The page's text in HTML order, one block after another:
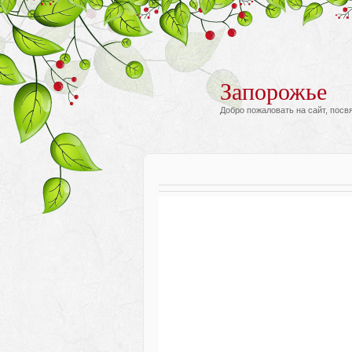
Запорожье
Добро пожаловать на сайт,